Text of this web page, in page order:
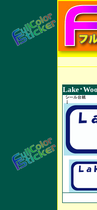
Lake･